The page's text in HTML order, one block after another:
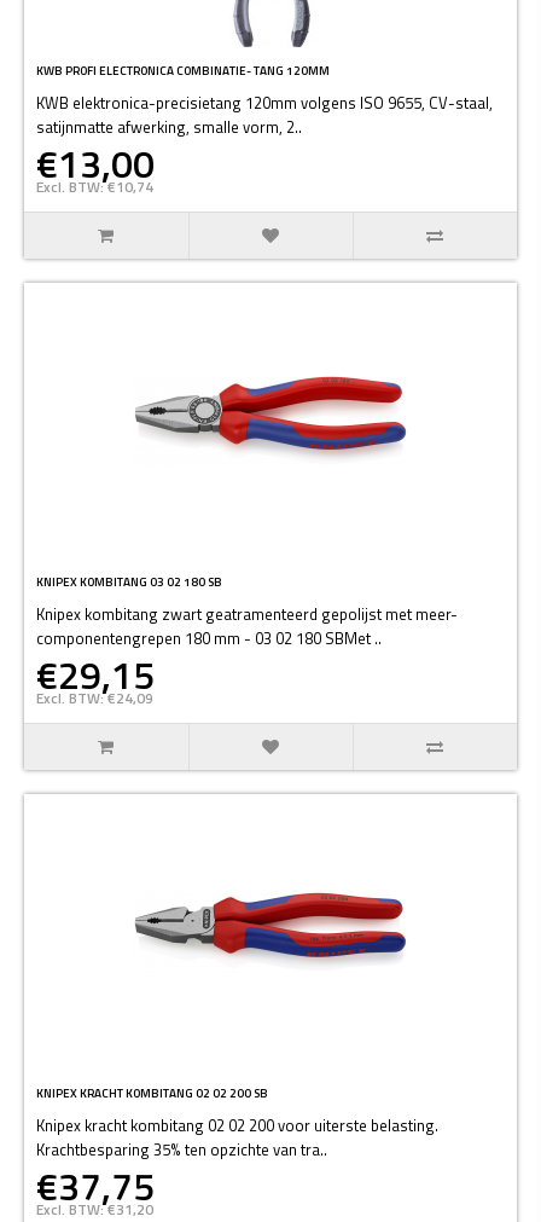
KWB PROFI ELECTRONICA COMBINATIE- TANG 120MM
KWB elektronica-precisietang 120mm volgens ISO 9655, CV-staal,
satijnmatte afwerking, smalle vorm, 2..
€13,00
Excl. BTW: €10,74
KNIPEX KOMBITANG 03 02 180 SB
Knipex kombitang zwart geatramenteerd gepolijst met meer-
componentengrepen 180 mm - 03 02 180 SBMet ..
€29,15
Excl. BTW: €24,09
KNIPEX KRACHT KOMBITANG 02 02 200 SB
Knipex kracht kombitang 02 02 200 voor uiterste belasting.
Krachtbesparing 35% ten opzichte van tra..
€37,75
Excl. BTW: €31,20